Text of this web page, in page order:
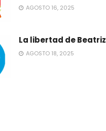
AGOSTO 16, 2025
La libertad de Beatriz
AGOSTO 18, 2025